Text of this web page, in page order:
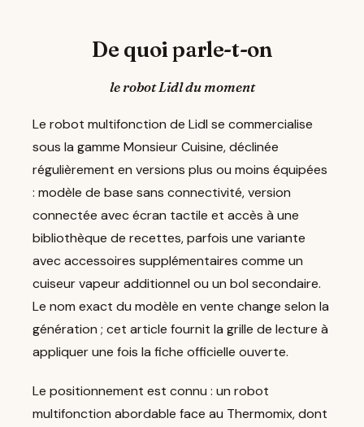
De quoi parle-t-on
le robot Lidl du moment
Le robot multifonction de Lidl se commercialise
sous la gamme Monsieur Cuisine, déclinée
régulièrement en versions plus ou moins équipées
: modèle de base sans connectivité, version
connectée avec écran tactile et accès à une
bibliothèque de recettes, parfois une variante
avec accessoires supplémentaires comme un
cuiseur vapeur additionnel ou un bol secondaire.
Le nom exact du modèle en vente change selon la
génération ; cet article fournit la grille de lecture à
appliquer une fois la fiche officielle ouverte.
Le positionnement est connu : un robot
multifonction abordable face au Thermomix, dont